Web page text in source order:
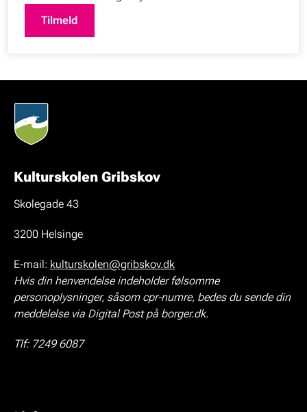
Tilmeld
Kulturskolen Gribskov
Skolegade 43
3200 Helsinge
E-mail: kulturskolen@gribskov.dk
Hvis din henvendelse indeholder følsomme
personoplysninger, såsom cpr-numre, bedes du sende din
meddelelse via Digital Post på borger.dk.
Tlf: 7249 6087